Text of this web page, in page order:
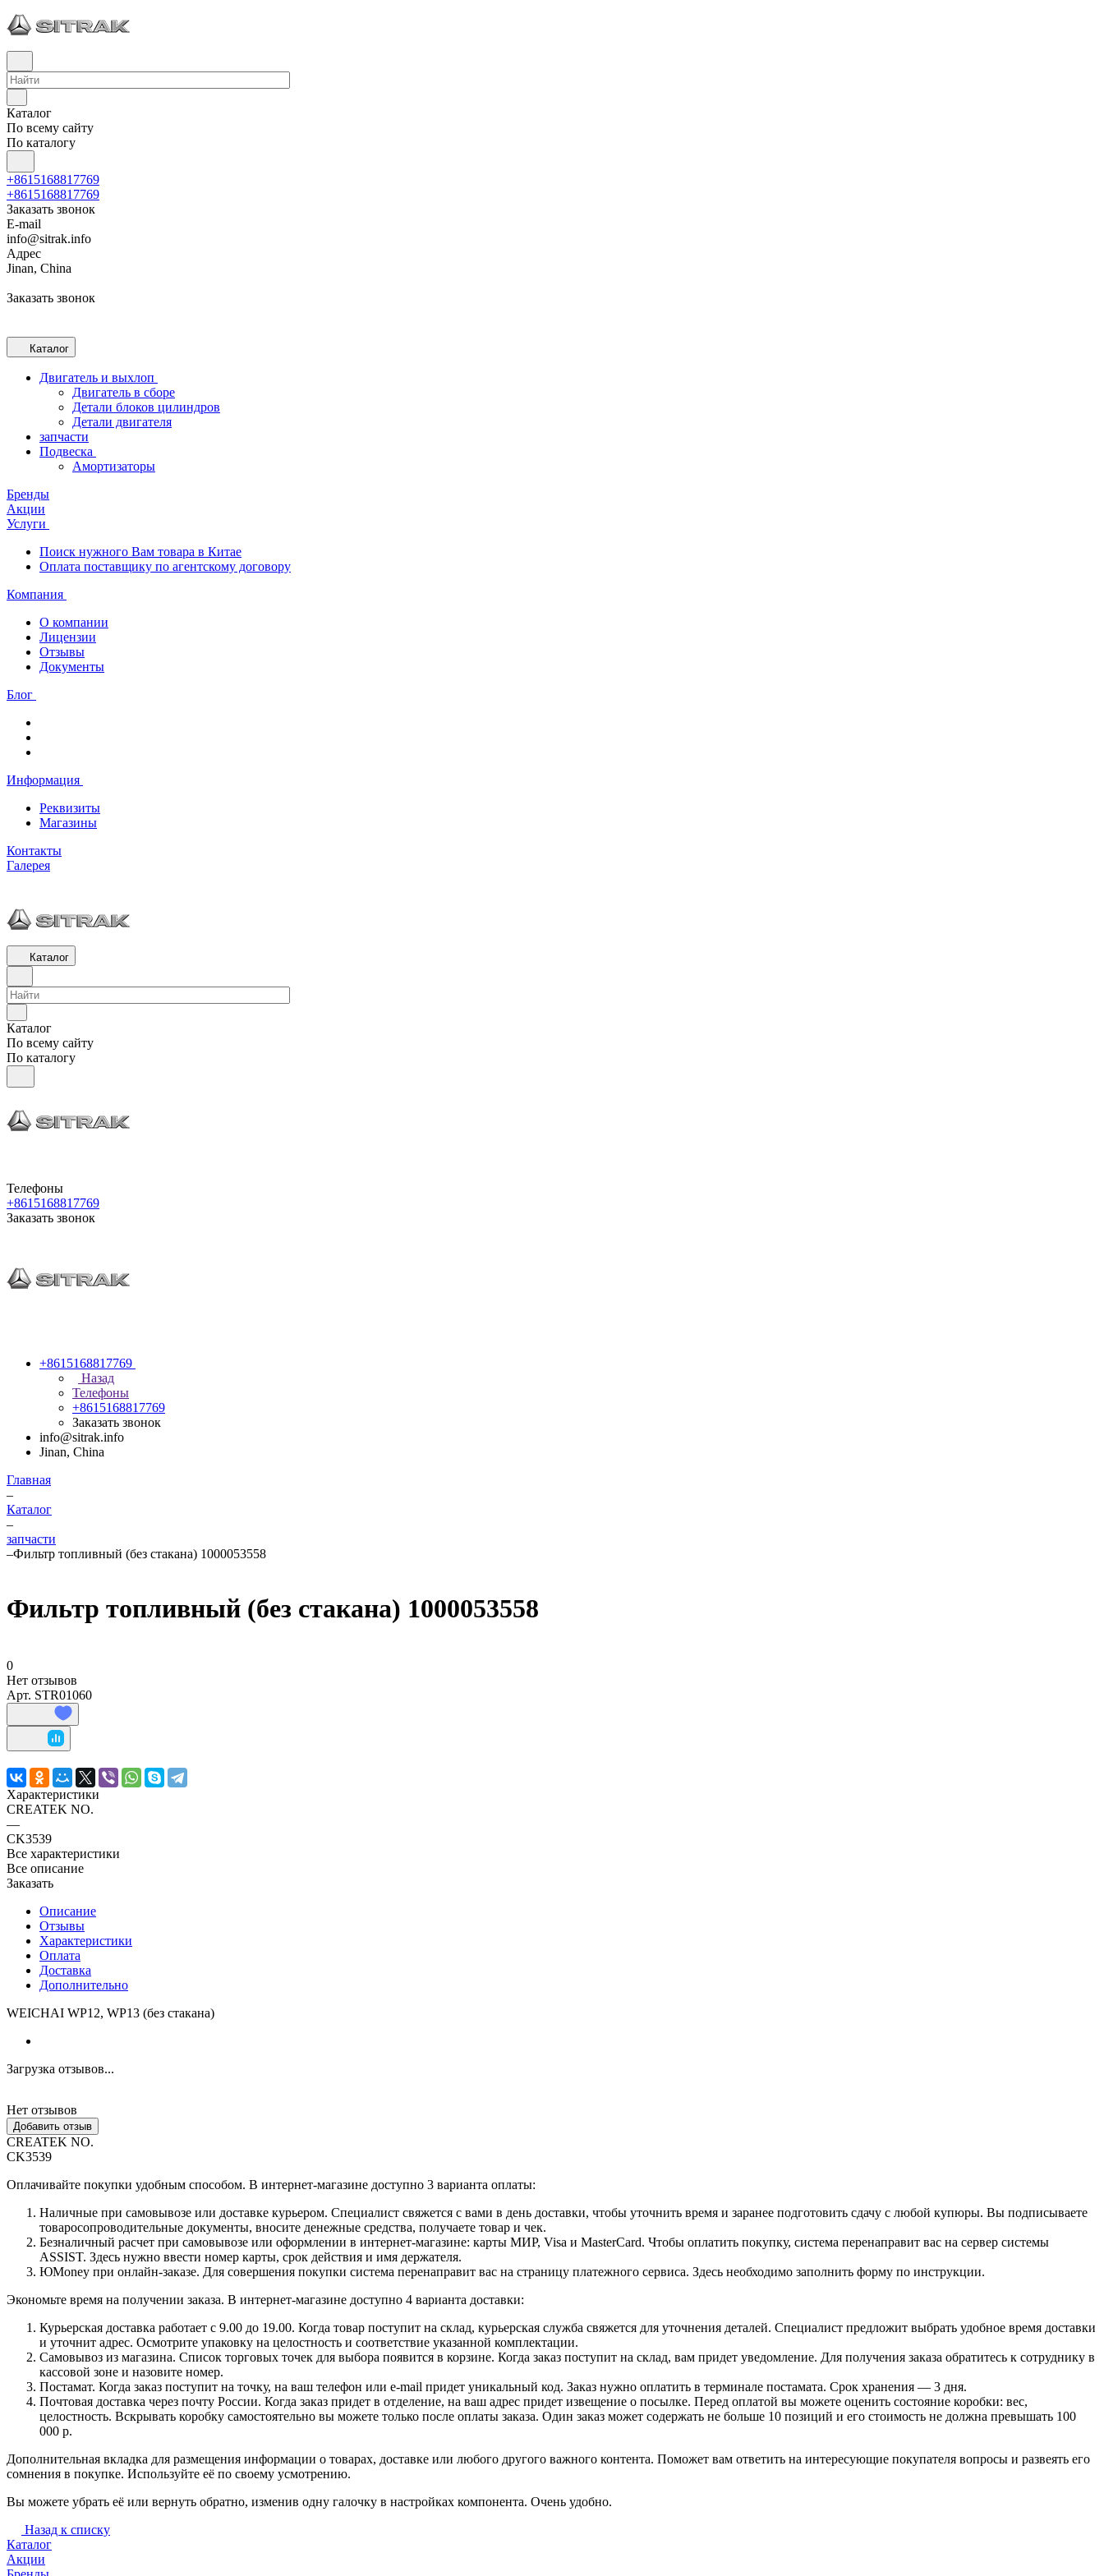
Каталог
По всему сайту
По каталогу
+8615168817769
+8615168817769
Заказать звонок
E-mail
info@sitrak.info
Адрес
Jinan, China
Заказать звонок
Каталог
Двигатель и выхлоп
Двигатель в сборе
Детали блоков цилиндров
Детали двигателя
запчасти
Подвеска
Амортизаторы
Бренды
Акции
Услуги
Поиск нужного Вам товара в Китае
Оплата поставщику по агентскому договору
Компания
О компании
Лицензии
Отзывы
Документы
Блог
Информация
Реквизиты
Магазины
Контакты
Галерея
Каталог
Каталог
По всему сайту
По каталогу
Телефоны
+8615168817769
Заказать звонок
+8615168817769
Назад
Телефоны
+8615168817769
Заказать звонок
info@sitrak.info
Jinan, China
Главная
–
Каталог
–
запчасти
–Фильтр топливный (без стакана) 1000053558
Фильтр топливный (без стакана) 1000053558
0
Нет отзывов
Арт. STR01060
Характеристики
CREATEK NO.
—
CK3539
Все характеристики
Все описание
Заказать
Описание
Отзывы
Характеристики
Оплата
Доставка
Дополнительно
WEICHAI WP12, WP13 (без стакана)
Загрузка отзывов...
Нет отзывов
Добавить отзыв
CREATEK NO.
CK3539
Оплачивайте покупки удобным способом. В интернет-магазине доступно 3 варианта оплаты:
Наличные при самовывозе или доставке курьером. Специалист свяжется с вами в день доставки, чтобы уточнить время и заранее подготовить сдачу с любой купюры. Вы подписываете
товаросопроводительные документы, вносите денежные средства, получаете товар и чек.
Безналичный расчет при самовывозе или оформлении в интернет-магазине: карты МИР, Visa и MasterCard. Чтобы оплатить покупку, система перенаправит вас на сервер системы
ASSIST. Здесь нужно ввести номер карты, срок действия и имя держателя.
ЮMoney при онлайн-заказе. Для совершения покупки система перенаправит вас на страницу платежного сервиса. Здесь необходимо заполнить форму по инструкции.
Экономьте время на получении заказа. В интернет-магазине доступно 4 варианта доставки:
Курьерская доставка работает с 9.00 до 19.00. Когда товар поступит на склад, курьерская служба свяжется для уточнения деталей. Специалист предложит выбрать удобное время доставки
и уточнит адрес. Осмотрите упаковку на целостность и соответствие указанной комплектации.
Самовывоз из магазина. Список торговых точек для выбора появится в корзине. Когда заказ поступит на склад, вам придет уведомление. Для получения заказа обратитесь к сотруднику в
кассовой зоне и назовите номер.
Постамат. Когда заказ поступит на точку, на ваш телефон или e-mail придет уникальный код. Заказ нужно оплатить в терминале постамата. Срок хранения — 3 дня.
Почтовая доставка через почту России. Когда заказ придет в отделение, на ваш адрес придет извещение о посылке. Перед оплатой вы можете оценить состояние коробки: вес,
целостность. Вскрывать коробку самостоятельно вы можете только после оплаты заказа. Один заказ может содержать не больше 10 позиций и его стоимость не должна превышать 100
000 р.
Дополнительная вкладка для размещения информации о товарах, доставке или любого другого важного контента. Поможет вам ответить на интересующие покупателя вопросы и развеять его
сомнения в покупке. Используйте её по своему усмотрению.
Вы можете убрать её или вернуть обратно, изменив одну галочку в настройках компонента. Очень удобно.
Назад к списку
Каталог
Акции